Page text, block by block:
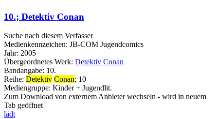
10.; Detektiv Conan
Suche nach diesem Verfasser
Medienkennzeichen: JB-COM Jugendcomics
Jahr: 2005
Übergeordnetes Werk: Detektiv Conan
Bandangabe: 10.
Reihe: Detektiv Conan; 10
Mediengruppe: Kinder + Jugendlit.
Zum Download von externem Anbieter wechseln - wird in neuem
Tab geöffnet
lädt